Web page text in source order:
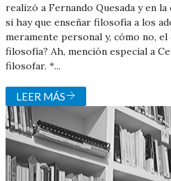
realizó a Fernando Quesada y en
si hay que enseñar filosofía a los
meramente personal y, cómo no,
filosofía? Ah, mención especial a
filosofar. *...
LEER MÁS